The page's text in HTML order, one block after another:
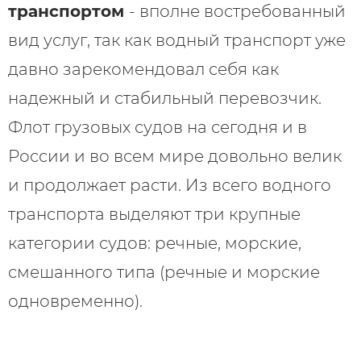
транспортом - вполне востребованный
вид услуг, так как водный транспорт уже
давно зарекомендовал себя как
надежный и стабильный перевозчик.
Флот грузовых судов на сегодня и в
России и во всем мире довольно велик
и продолжает расти. Из всего водного
транспорта выделяют три крупные
категории судов: речные, морские,
смешанного типа (речные и морские
одновременно).